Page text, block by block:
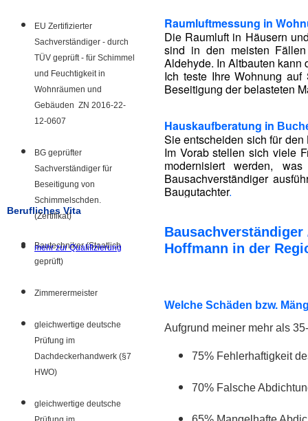
Raumluftmessung in
Die Raumluft in Häusern
sind in den meisten Fällen
Aldehyde. In Altbauten kann
Ich teste Ihre Wohnung
Beseitigung der belasteten
Welche Schäden bzw.
Aufgrund meiner mehr als
75% Fehlerhaftigkeit
70% Falsche
Berufliches Vita
Bautechniker (Staatlich
geprüft)
Zimmerermeister
gleichwertige deutsche
Prüfung im
Dachdeckerhandwerk (§7
HWO)
gleichwertige deutsche
EU Zertifizierter
Sachverständiger - durch
TÜV geprüft - für Schimmel
und Feuchtigkeit in
Wohnräumen und
Gebäuden ZN 2016-22-
12-0607
BG geprüfter
Sachverständiger für
Beseitigung von
Schimmelschden.
(Zertifikat)
mehr zur Qualifizierung
Hauskaufberatung in
Sie entscheiden sich für
Im Vorab stellen sich viele
modernisiert werden,
Bausachverständiger
Baugutachter.
Hoffmann in der